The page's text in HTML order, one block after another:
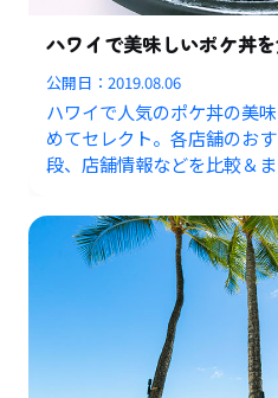
ハワイで美味しいポケ丼
公開日：2019.08.06
ハワイで人気のポケ丼の美
めてセレクト。各店舗のお
段、店舗情報などを比較＆ま